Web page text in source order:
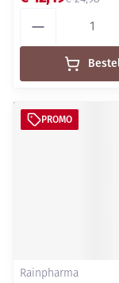
PROMO
Rainpharma